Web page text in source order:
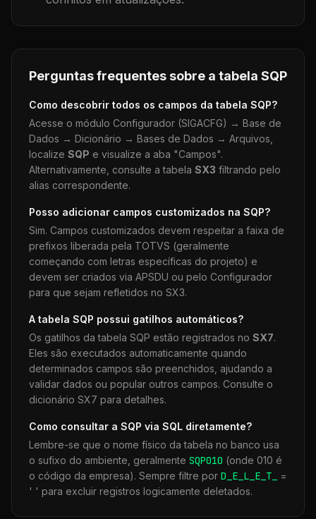
Perguntas frequentes sobre a tabela SQP
Como descobrir todos os campos da tabela SQP?
Acesse o módulo Configurador (SIGACFG) → Base de
Dados → Dicionário → Bases de Dados → Arquivos,
localize SQP e visualize a aba "Campos".
Alternativamente, consulte a tabela SX3 filtrando pelo
alias correspondente.
Posso adicionar campos customizados na SQP?
Sim. Campos customizados devem respeitar a faixa de
prefixos liberada pela TOTVS (geralmente
começando com letras específicas do projeto) e
devem ser criados via APSDU ou pelo Configurador
para que sejam refletidos no SX3.
A tabela SQP possui gatilhos automáticos?
Os gatilhos da tabela SQP estão registrados no SX7.
Eles são executados automaticamente quando
determinados campos são preenchidos, ajudando a
validar dados ou popular outros campos. Consulte o
dicionário SX7 para detalhes.
Como consultar a SQP via SQL diretamente?
Lembre-se que o nome físico da tabela no banco usa
o sufixo do ambiente, geralmente SQP010 (onde 010 é
o código da empresa). Sempre filtre por D_E_L_E_T_
=
' ' para excluir registros logicamente deletados.